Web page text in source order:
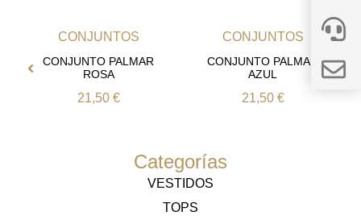
CONJUNTOS
CONJUNTO PALMAR
ROSA
21,50 €
CONJUNTOS
CONJUNTO PALMAR
AZUL
21,50 €
Categorías
VESTIDOS
TOPS